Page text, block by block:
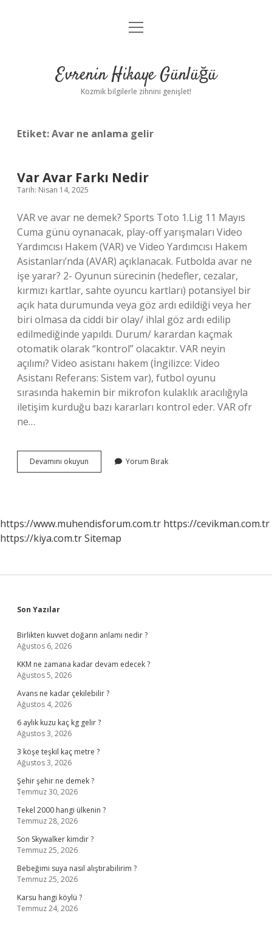
Anasayfa
Yasal Uyarı
menüyü
Evrenin Hikaye Günlüğü
Kozmik bilgilerle zihnini genişlet!
Etiket:Avar ne anlama gelir
Var Avar Farkı Nedir
Tarih: Nisan 14, 2025
VAR ve avar ne demek? Sports Toto 1.Lig 11 Mayıs
Cuma günü oynanacak, play-off yarışmaları Video
Yardımcısı Hakem (VAR) ve Video Yardımcısı Hakem
Asistanları’nda (AVAR) açıklanacak. Futbolda avar ne
işe yarar? 2- Oyunun sürecinin (hedefler, cezalar,
kırmızı kartlar, sahte oyuncu kartları) potansiyel bir
açık hata durumunda veya göz ardı edildiği veya her
biri olmasa da ciddi bir olay/ ihlal göz ardı edilip
edilmediğinde yapıldı. Durum/ karardan kaçmak
otomatik olarak “kontrol” olacaktır. VAR neyin
açılımı? Video asistanı hakem (İngilizce: Video
Asistanı Referans: Sistem var), futbol oyunu
sırasında hakemin bir mikrofon kulaklık aracılığıyla
iletişim kurduğu bazı kararları kontrol eder. VAR ofr
ne…
Devamını okuyun
Avar
Yorum Bırak
https://www.muhendisforum.com.tr https://cevikman.com.tr
https://kiya.com.trSitemap
Sidebar
Son Yazılar
Birlikten kuvvet doğarın anlamı nedir ?
Ağustos 6, 2026
KKM ne zamana kadar devam edecek ?
Ağustos 5, 2026
Avans ne kadar çekilebilir ?
Ağustos 4, 2026
6 aylık kuzu kaç kg gelir ?
Ağustos 3, 2026
3 köşe teşkil kaç metre ?
Ağustos 3, 2026
Şehir şehir ne demek ?
Temmuz 30, 2026
Tekel 2000 hangi ülkenin ?
Temmuz 28, 2026
Son Skywalker kimdir ?
Temmuz 25, 2026
Bebeğimi suya nasıl alıştırabilirim ?
Temmuz 25, 2026
Karsu hangi köylü ?
Temmuz 24, 2026